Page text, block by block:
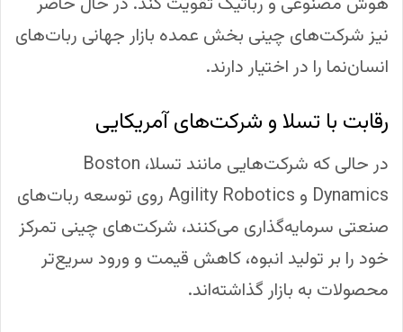
نیز شرکت‌های چینی بخش عمده بازار جهانی ربات‌های
انسان‌نما را در اختیار دارند.
رقابت با تسلا و شرکت‌های آمریکایی
در حالی که شرکت‌هایی مانند تسلا، Boston
Dynamics و Agility Robotics روی توسعه ربات‌های
صنعتی سرمایه‌گذاری می‌کنند، شرکت‌های چینی تمرکز
خود را بر تولید انبوه، کاهش قیمت و ورود سریع‌تر
محصولات به بازار گذاشته‌اند.